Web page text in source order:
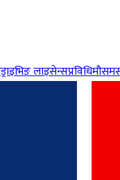
ड्राइभिङ लाइसेन्सप्रविधिमौसम